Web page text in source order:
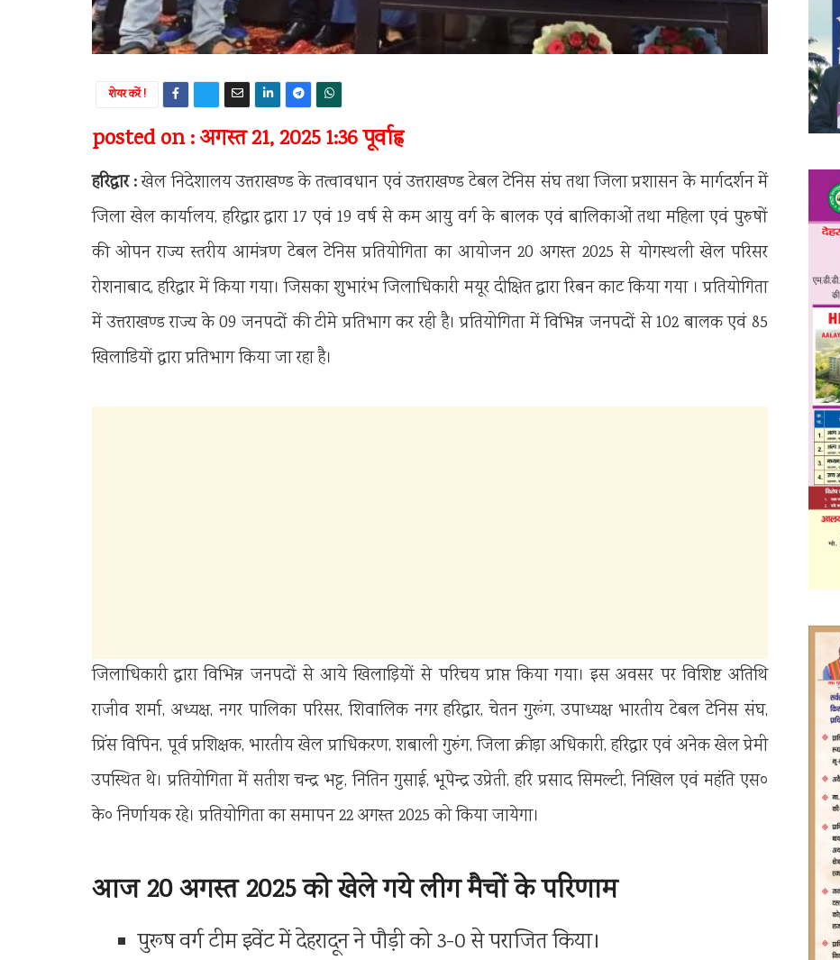
शेयर करें !
posted on : अगस्त 21, 2025 1:36 पूर्वाह्न
हरिद्वार :खेल निदेशालय उत्तराखण्ड के तत्वावधान एवं उत्तराखण्ड टेबल टेनिस संघ तथा जिला प्रशासन के मार्गदर्शन में
जिला खेल कार्यालय, हरिद्वार द्वारा 17 एवं 19 वर्ष से कम आयु वर्ग के बालक एवं बालिकाओं तथा महिला एवं पुरुषों
की ओपन राज्य स्तरीय आमंत्रण टेबल टेनिस प्रतियोगिता का आयोजन 20 अगस्त 2025 से योगस्थली खेल परिसर
रोशनाबाद, हरिद्वार में किया गया। जिसका शुभारंभ जिलाधिकारी मयूर दीक्षित द्वारा रिबन काट किया गया । प्रतियोगिता
में उत्तराखण्ड राज्य के 09 जनपदों की टीमे प्रतिभाग कर रही है। प्रतियोगिता में विभिन्न जनपदों से 102 बालक एवं 85
खिलाडियों द्वारा प्रतिभाग किया जा रहा है।
जिलाधिकारी द्वारा विभिन्न जनपदों से आये खिलाड़ियों से परिचय प्राप्त किया गया। इस अवसर पर विशिष्ट अतिथि
राजीव शर्मा, अध्यक्ष, नगर पालिका परिसर, शिवालिक नगर हरिद्वार, चेतन गुरूंग, उपाध्यक्ष भारतीय टेबल टेनिस संघ,
प्रिंस विपिन, पूर्व प्रशिक्षक, भारतीय खेल प्राधिकरण, शबाली गुरुंग, जिला क्रीड़ा अधिकारी, हरिद्वार एवं अनेक खेल प्रेमी
उपस्थित थे। प्रतियोगिता में सतीश चन्द्र भट्ट, नितिन गुसाई, भूपेन्द्र उप्रेती, हरि प्रसाद सिमल्टी, निखिल एवं महंति एस०
के० निर्णायक रहे। प्रतियोगिता का समापन 22 अगस्त 2025 को किया जायेगा।
आज 20 अगस्त 2025 को खेले गये लीग मैचों के परिणाम
पुरूष वर्ग टीम इवेंट में देहरादून ने पौड़ी को 3-0 से पराजित किया।